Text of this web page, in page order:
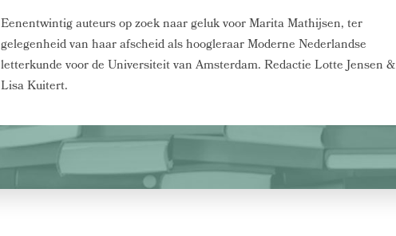
Eenentwintig auteurs op zoek naar geluk voor Marita Mathijsen, ter
gelegenheid van haar afscheid als hoogleraar Moderne Nederlandse
letterkunde voor de Universiteit van Amsterdam. Redactie Lotte Jensen &
Lisa Kuitert.